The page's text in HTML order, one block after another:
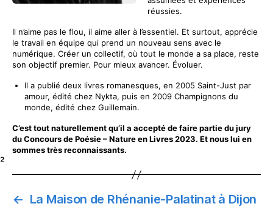
réussies.
Il n’aime pas le flou, il aime aller à l’essentiel. Et surtout, apprécie
le travail en équipe qui prend un nouveau sens avec le
numérique. Créer un collectif, où tout le monde a sa place, reste
son objectif premier. Pour mieux avancer. Évoluer.
Il a publié deux livres romanesques, en 2005 Saint-Just par
amour, édité chez Nykta, puis en 2009 Champignons du
monde, édité chez Guillemain.
C’est tout naturellement qu’il a accepté de faire partie du jury
du Concours de Poésie – Nature en Livres 2023. Et nous lui en
sommes très reconnaissants.
²
← La Maison de Rhénanie-Palatinat à Dijon